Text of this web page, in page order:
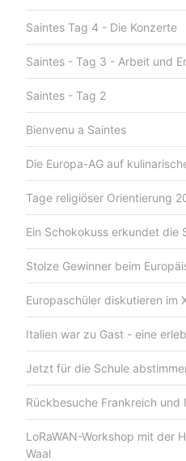
Saintes Tag 4 - Die Konzerte
Saintes - Tag 3 - Arbeit und
Saintes - Tag 2
Bienvenu a Saintes
Die Europa-AG auf
Tage religiöser Orientierung
Ein Schokokuss erkundet die
Stolze Gewinner beim
Europaschüler diskutieren im
Italien war zu Gast - eine
Jetzt für die Schule
Rückbesuche Frankreich und
LoRaWAN-Workshop mit der
Waal